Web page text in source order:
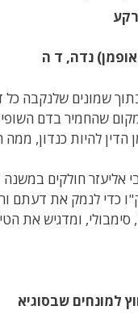
נדה, ד ה
שמונים שלנקבה כל
שהחמיר בדם
הדין להיות כנדון,
אליעזר חולקים
כדי לנמק את דעתם
סימבולי, ומדגיש את
נחוץ